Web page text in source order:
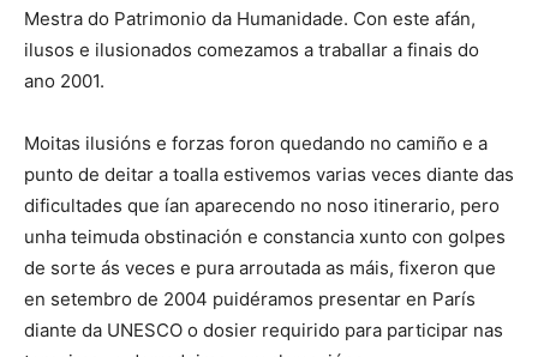
Mestra do Patrimonio da Humanidade. Con este afán,
ilusos e ilusionados comezamos a traballar a finais do
ano 2001.
Moitas ilusións e forzas foron quedando no camiño e a
punto de deitar a toalla estivemos varias veces diante das
dificultades que ían aparecendo no noso itinerario, pero
unha teimuda obstinación e constancia xunto con golpes
de sorte ás veces e pura arroutada as máis, fixeron que
en setembro de 2004 puidéramos presentar en París
diante da UNESCO o dosier requirido para participar nas